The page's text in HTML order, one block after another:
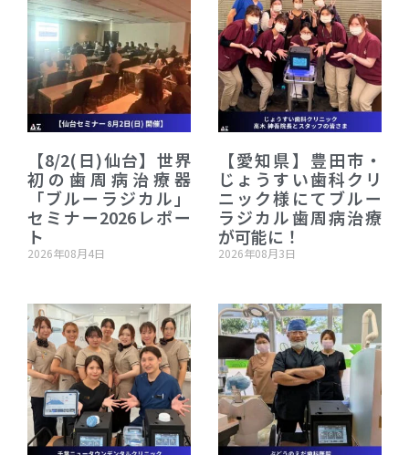
【8/2(日)仙台】世界
初の歯周病治療器
「ブルーラジカル」
セミナー2026レポー
ト
2026年08月4日
【愛知県】豊田市・
じょうすい歯科クリ
ニック様にてブルー
ラジカル歯周病治療
が可能に！
2026年08月3日